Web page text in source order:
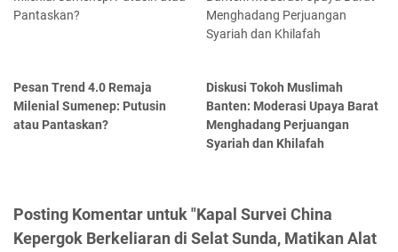
Pesan Trend 4.0 Remaja
Milenial Sumenep: Putusin
atau Pantaskan?
Diskusi Tokoh Muslimah
Banten: Moderasi Upaya Barat
Menghadang Perjuangan
Syariah dan Khilafah
Posting Komentar untuk "Kapal Survei China
Kepergok Berkeliaran di Selat Sunda, Matikan Alat